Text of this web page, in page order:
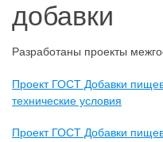
добавки
Разработаны проекты
Проект ГОСТ Добавки
технические условия
Проект ГОСТ Добавки